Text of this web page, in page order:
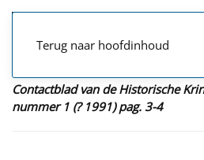
Terug naar hoofdinhoud
Contactblad van de Historische
nummer 1 (? 1991) pag. 3-4